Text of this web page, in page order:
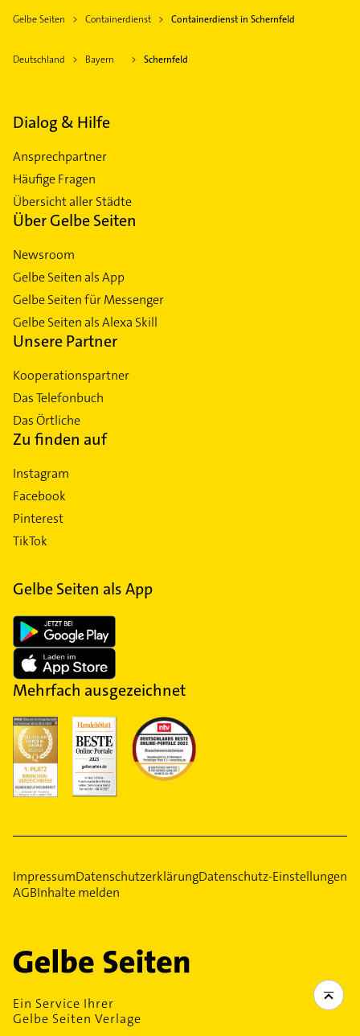
Gelbe Seiten Containerdienst Containerdienst in Schernfeld
Deutschland Bayern Schernfeld
Dialog & Hilfe
Ansprechpartner
Häufige Fragen
Übersicht aller Städte
Über Gelbe Seiten
Newsroom
Gelbe Seiten als App
Gelbe Seiten für Messenger
Gelbe Seiten als Alexa Skill
Unsere Partner
Kooperationspartner
Das Telefonbuch
Das Örtliche
Zu finden auf
Instagram
Facebook
Pinterest
TikTok
Gelbe Seiten als App
Mehrfach ausgezeichnet
ImpressumDatenschutzerklärungDatenschutz-Einstellungen
AGBInhalte melden
Ein Service Ihrer
Gelbe Seiten Verlage